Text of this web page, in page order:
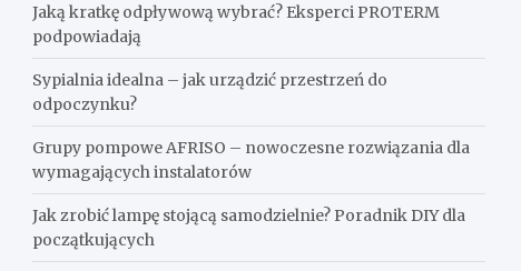
Jaką kratkę odpływową wybrać? Eksperci PROTERM
podpowiadają
Sypialnia idealna – jak urządzić przestrzeń do
odpoczynku?
Grupy pompowe AFRISO – nowoczesne rozwiązania dla
wymagających instalatorów
Jak zrobić lampę stojącą samodzielnie? Poradnik DIY dla
początkujących